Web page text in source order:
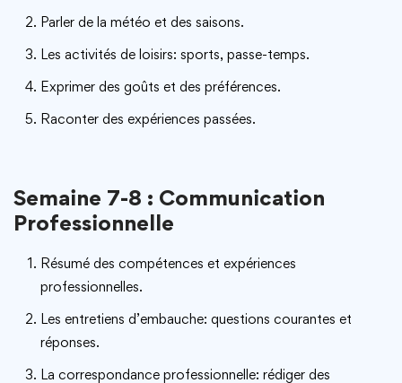
Parler de la météo et des saisons.
Les activités de loisirs: sports, passe-temps.
Exprimer des goûts et des préférences.
Raconter des expériences passées.
Semaine 7-8 : Communication
Professionnelle
Résumé des compétences et expériences
professionnelles.
Les entretiens d’embauche: questions courantes et
réponses.
La correspondance professionnelle: rédiger des